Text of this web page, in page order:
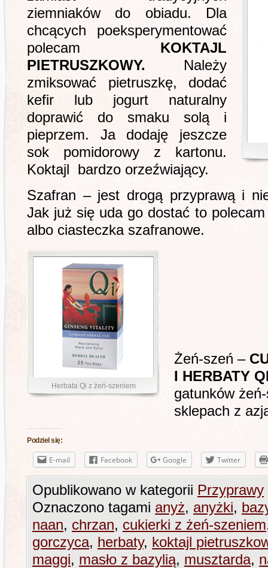
ziemniaków do obiadu. Dla
chcących poeksperymentować
polecam KOKTAJL
PIETRUSZKOWY. Należy
zmiksować pietruszkę, dodać
kefir lub jogurt naturalny
doprawić do smaku solą i
pieprzem. Ja dodaję jeszcze
sok pomidorowy z kartonu.
Koktajl bardzo orzeźwiający.
Szafran – jest drogą przyprawą i
Jak już się uda go dostać to
albo ciasteczka szafranowe.
Herbata Qi z żeń-szeniem
Żeń-szeń –
I HERBATY
gatunków
sklepach z
Podziel się:
E-mail Facebook Google Twitter
Opublikowano w kategorii Przyprawy
Oznaczono tagami anyż, anyżki,
naan, chrzan, cukierki z żeń-szeniem
gorczyca, herbaty, koktajl
maggi, masło z bazylią, musztarda,